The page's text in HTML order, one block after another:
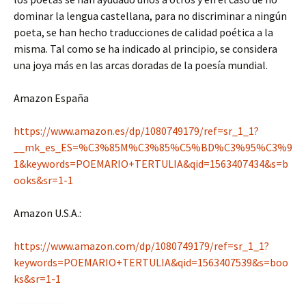
dominar la lengua castellana, para no discriminar a ningún
poeta, se han hecho traducciones de calidad poética a la
misma. Tal como se ha indicado al principio, se considera
una joya más en las arcas doradas de la poesía mundial.
Amazon España
https://www.amazon.es/dp/1080749179/ref=sr_1_1?
__mk_es_ES=%C3%85M%C3%85%C5%BD%C3%95%C3%9
1&keywords=POEMARIO+TERTULIA&qid=1563407434&s=b
ooks&sr=1-1
Amazon U.S.A.:
https://www.amazon.com/dp/1080749179/ref=sr_1_1?
keywords=POEMARIO+TERTULIA&qid=1563407539&s=boo
ks&sr=1-1